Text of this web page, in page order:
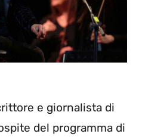
e giornalista di
del programma di